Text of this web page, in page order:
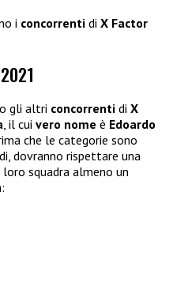
i concorrenti di X Factor
gli altri concorrenti di X
, il cui vero nome è Edoardo
che le categorie sono
dovranno rispettare una
squadra almeno un